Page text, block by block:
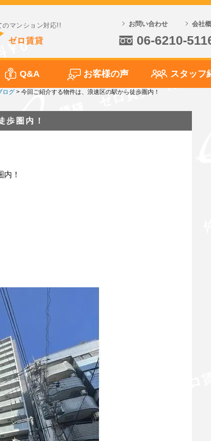
のマンション対応!! お問い合わせ 会社
06-6210-
Q&A お客様の声 スタッフ
ログ > 今回ご紹介する物件は、浪速区の駅から徒歩圏内！
歩圏内！
！